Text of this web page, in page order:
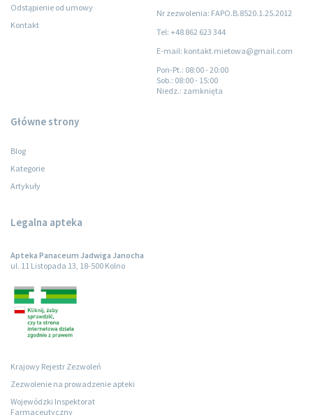
Odstąpienie od umowy
Kontakt
Nr zezwolenia: FAPO.B.8520.1.25.2012
Tel: +48 862 623 344
E-mail: kontakt.mietowa@gmail.com
Pon-Pt.: 08:00 - 20:00
Sob.: 08:00 - 15:00
Niedz.: zamknięta
Główne strony
Blog
Kategorie
Artykuły
Legalna apteka
Apteka Panaceum Jadwiga Janocha
ul. 11 Listopada 13, 18-500 Kolno
Krajowy Rejestr Zezwoleń
Zezwolenie na prowadzenie apteki
Wojewódzki Inspektorat
Farmaceutyczny